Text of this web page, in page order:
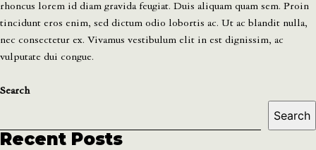
rhoncus lorem id diam gravida feugiat. Duis aliquam quam sem. Proin
tincidunt eros enim, sed dictum odio lobortis ac. Ut ac blandit nulla,
nec consectetur ex. Vivamus vestibulum elit in est dignissim, ac
vulputate dui congue.
Search
Search
Recent Posts